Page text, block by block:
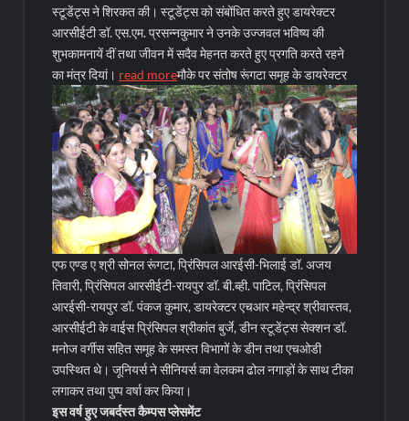
स्टूडेंट्स ने शिरकत की। स्टूडेंट्स को संबोंधित करते हुए डायरेक्टर
आरसीईटी डॉ. एस.एम. प्रसन्नकुमार ने उनके उज्जवल भविष्य की
शुभकामनायें दीं तथा जीवन में सदैव मेहनत करते हुए प्रगति करते रहने
का मंत्र दियां। read moreमौके पर संतोष रूंगटा समूह के डायरेक्टर
एफ एण्ड ए श्री सोनल रूंगटा, प्रिंसिपल आरईसी-भिलाई डॉ. अजय
तिवारी, प्रिंसिपल आरसीईटी-रायपुर डॉ. बी.ब्ही. पाटिल, प्रिंसिपल
आरईसी-रायपुर डॉ. पंकज कुमार, डायरेक्टर एचआर महेन्द्र श्रीवास्तव,
आरसीईटी के वाईस प्रिंसिपल श्रीकांत बुर्जे, डीन स्टूडेंट्स सेक्शन डॉ.
मनोज वर्गीस सहित समूह के समस्त विभागों के डीन तथा एचओडी
उपस्थित थे। जूनियर्स ने सीनियर्स का वेलकम ढोल नगाड़ों के साथ टीका
लगाकर तथा पुष्प वर्षा कर किया।
इस वर्ष हुए जबर्दस्त कैम्पस प्लेसमेंट